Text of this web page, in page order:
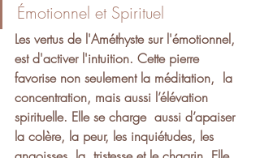
Émotionnel et Spirituel
Les vertus de l'Améthyste sur l'émotionnel,
est d'activer l'intuition. Cette pierre
favorise non seulement la méditation,  la
concentration, mais aussi l’élévation
spirituelle. Elle se charge  aussi d’apaiser
la colère, la peur, les inquiétudes, les